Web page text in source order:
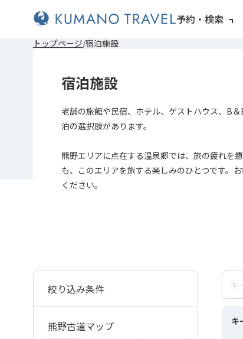
予約・検索
トップページ 宿泊施設
宿泊施設
老舗の旅館や民宿、ホテル、ゲストハウス、B
泊の選択肢があります。
熊野エリアに点在する温泉郷では、旅の疲れを
も、このエリアを旅する楽しみのひとつです。
ください。
キ
絞り込み条件
熊野古道マップ